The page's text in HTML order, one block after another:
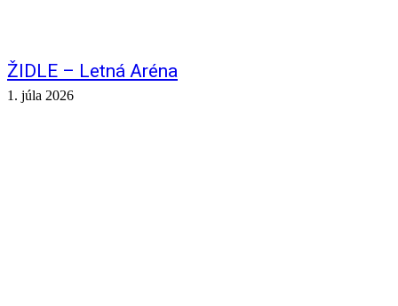
ŽIDLE – Letná Aréna
1. júla 2026